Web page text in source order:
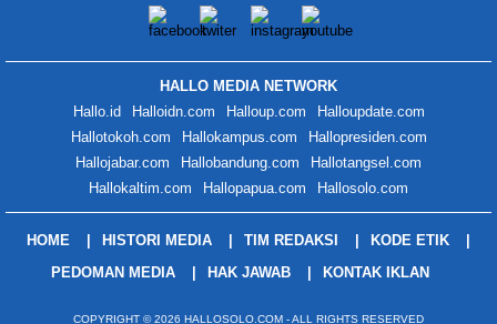
HALLO MEDIA NETWORK
Hallo.id
Halloidn.com Halloup.com
Halloupdate.com
Hallotokoh.com
Hallokampus.com
Hallopresiden.com
Hallojabar.com
Hallobandung.com
Hallotangsel.com
Hallokaltim.com
Hallopapua.com Hallosolo.com
HOME HISTORI MEDIA TIM REDAKSI
KODE ETIK
PEDOMAN MEDIA
HAK JAWAB KONTAK IKLAN
COPYRIGHT © 2026 HALLOSOLO.COM - ALL RIGHTS RESERVED